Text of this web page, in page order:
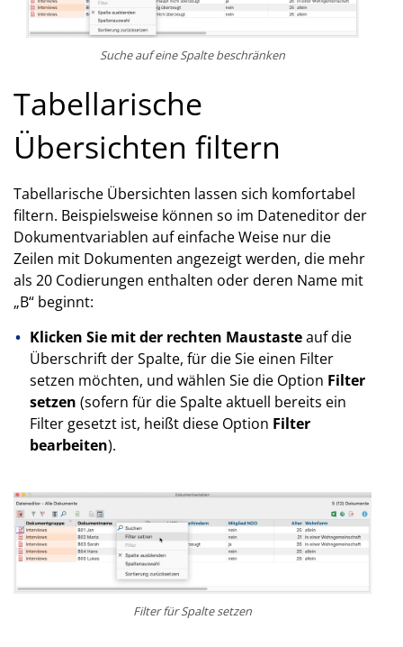
Suche auf eine Spalte beschränken
Tabellarische
Übersichten filtern
Tabellarische Übersichten lassen sich komfortabel
filtern. Beispielsweise können so im Dateneditor der
Dokumentvariablen auf einfache Weise nur die
Zeilen mit Dokumenten angezeigt werden, die mehr
als 20 Codierungen enthalten oder deren Name mit
„B“ beginnt:
Klicken Sie mit der rechten Maustasteauf die
Überschrift der Spalte, für die Sie einen Filter
setzen möchten, und wählen Sie die Option Filter
setzen (sofern für die Spalte aktuell bereits ein
Filter gesetzt ist, heißt diese Option Filter
bearbeiten).
Filter für Spalte setzen